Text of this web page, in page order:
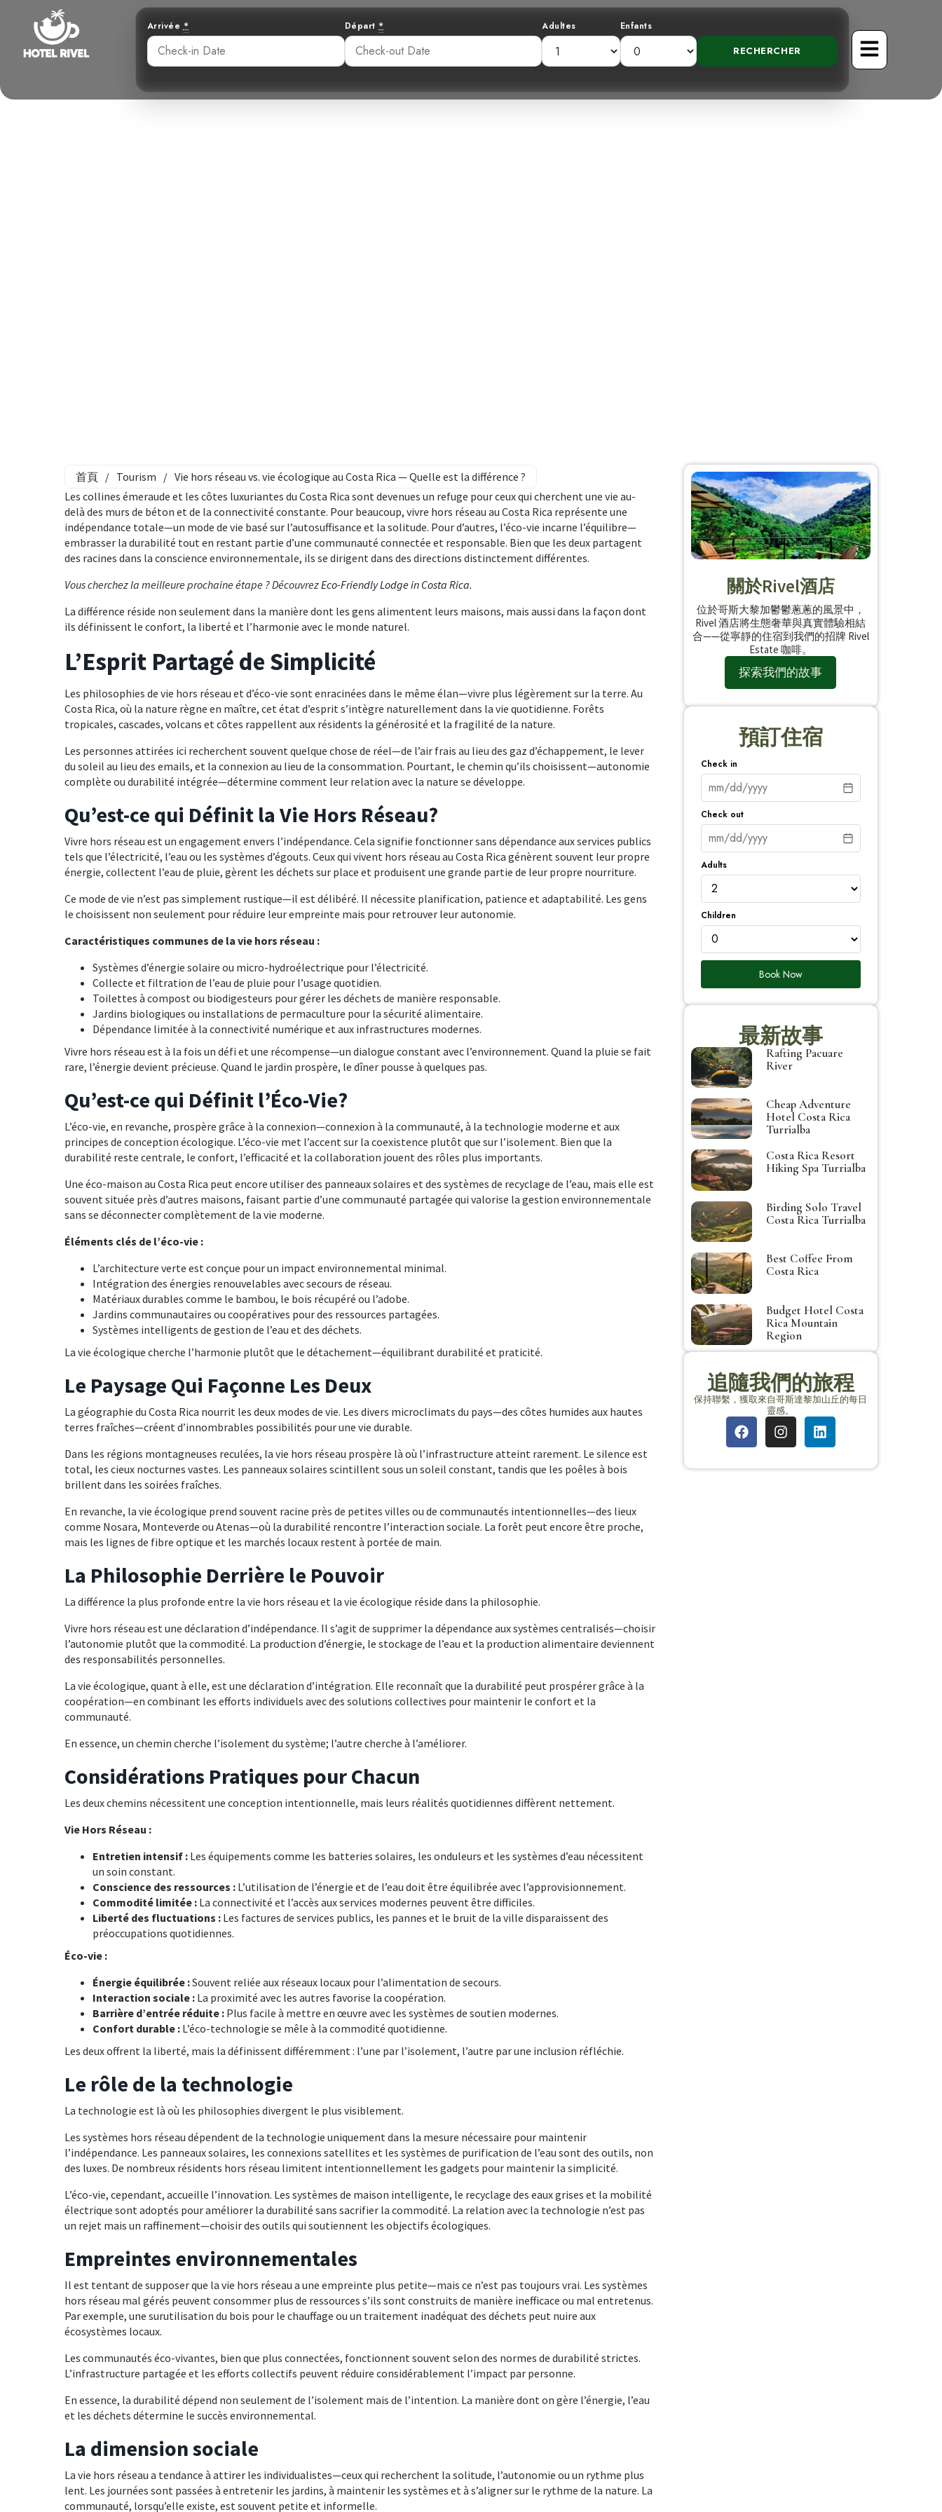
Arrivée * Départ * Adultes Enfants
首頁 / Tourism / Vie hors réseau vs. vie écologique au Costa Rica — Quelle est la différence ?
Les collines émeraude et les côtes luxuriantes du Costa Rica sont devenues un refuge pour ceux qui cherchent une vie au-
delà des murs de béton et de la connectivité constante. Pour beaucoup, vivre hors réseau au Costa Rica représente une
indépendance totale—un mode de vie basé sur l’autosuffisance et la solitude. Pour d’autres, l’éco-vie incarne l’équilibre—
embrasser la durabilité tout en restant partie d’une communauté connectée et responsable. Bien que les deux partagent
des racines dans la conscience environnementale, ils se dirigent dans des directions distinctement différentes.
Vous cherchez la meilleure prochaine étape ? DécouvrezEco-Friendly Lodge in Costa Rica.
La différence réside non seulement dans la manière dont les gens alimentent leurs maisons, mais aussi dans la façon dont
ils définissent le confort, la liberté et l’harmonie avec le monde naturel.
L’Esprit Partagé de Simplicité
Les philosophies de vie hors réseau et d’éco-vie sont enracinées dans le même élan—vivre plus légèrement sur la terre. Au
Costa Rica, où la nature règne en maître, cet état d’esprit s’intègre naturellement dans la vie quotidienne. Forêts
tropicales, cascades, volcans et côtes rappellent aux résidents la générosité et la fragilité de la nature.
Les personnes attirées ici recherchent souvent quelque chose de réel—de l’air frais au lieu des gaz d’échappement, le lever
du soleil au lieu des emails, et la connexion au lieu de la consommation. Pourtant, le chemin qu’ils choisissent—autonomie
complète ou durabilité intégrée—détermine comment leur relation avec la nature se développe.
Qu’est-ce qui Définit la Vie Hors Réseau?
Vivre hors réseau est un engagement envers l’indépendance. Cela signifie fonctionner sans dépendance aux services publics
tels que l’électricité, l’eau ou les systèmes d’égouts. Ceux qui vivent hors réseau au Costa Rica génèrent souvent leur propre
énergie, collectent l’eau de pluie, gèrent les déchets sur place et produisent une grande partie de leur propre nourriture.
Ce mode de vie n’est pas simplement rustique—il est délibéré. Il nécessite planification, patience et adaptabilité. Les gens
le choisissent non seulement pour réduire leur empreinte mais pour retrouver leur autonomie.
Caractéristiques communes de la vie hors réseau :
Systèmes d’énergie solaire ou micro-hydroélectrique pour l’électricité.
Collecte et filtration de l’eau de pluie pour l’usage quotidien.
Toilettes à compost ou biodigesteurs pour gérer les déchets de manière responsable.
Jardins biologiques ou installations de permaculture pour la sécurité alimentaire.
Dépendance limitée à la connectivité numérique et aux infrastructures modernes.
Vivre hors réseau est à la fois un défi et une récompense—un dialogue constant avec l’environnement. Quand la pluie se fait
rare, l’énergie devient précieuse. Quand le jardin prospère, le dîner pousse à quelques pas.
Qu’est-ce qui Définit l’Éco-Vie?
L’éco-vie, en revanche, prospère grâce à la connexion—connexion à la communauté, à la technologie moderne et aux
principes de conception écologique. L’éco-vie met l’accent sur la coexistence plutôt que sur l’isolement. Bien que la
durabilité reste centrale, le confort, l’efficacité et la collaboration jouent des rôles plus importants.
Une éco-maison au Costa Rica peut encore utiliser des panneaux solaires et des systèmes de recyclage de l’eau, mais elle est
souvent située près d’autres maisons, faisant partie d’une communauté partagée qui valorise la gestion environnementale
sans se déconnecter complètement de la vie moderne.
Éléments clés de l’éco-vie :
L’architecture verte est conçue pour un impact environnemental minimal.
Intégration des énergies renouvelables avec secours de réseau.
Matériaux durables comme le bambou, le bois récupéré ou l’adobe.
Jardins communautaires ou coopératives pour des ressources partagées.
Systèmes intelligents de gestion de l’eau et des déchets.
La vie écologique cherche l’harmonie plutôt que le détachement—équilibrant durabilité et praticité.
Le Paysage Qui Façonne Les Deux
La géographie du Costa Rica nourrit les deux modes de vie. Les divers microclimats du pays—des côtes humides aux hautes
terres fraîches—créent d’innombrables possibilités pour une vie durable.
Dans les régions montagneuses reculées, la vie hors réseau prospère là où l’infrastructure atteint rarement. Le silence est
total, les cieux nocturnes vastes. Les panneaux solaires scintillent sous un soleil constant, tandis que les poêles à bois
brillent dans les soirées fraîches.
En revanche, la vie écologique prend souvent racine près de petites villes ou de communautés intentionnelles—des lieux
comme Nosara, Monteverde ou Atenas—où la durabilité rencontre l’interaction sociale. La forêt peut encore être proche,
mais les lignes de fibre optique et les marchés locaux restent à portée de main.
La Philosophie Derrière le Pouvoir
La différence la plus profonde entre la vie hors réseau et la vie écologique réside dans la philosophie.
Vivre hors réseau est une déclaration d’indépendance. Il s’agit de supprimer la dépendance aux systèmes centralisés—choisir
l’autonomie plutôt que la commodité. La production d’énergie, le stockage de l’eau et la production alimentaire deviennent
des responsabilités personnelles.
La vie écologique, quant à elle, est une déclaration d’intégration. Elle reconnaît que la durabilité peut prospérer grâce à la
coopération—en combinant les efforts individuels avec des solutions collectives pour maintenir le confort et la
communauté.
En essence, un chemin cherche l’isolement du système; l’autre cherche à l’améliorer.
Considérations Pratiques pour Chacun
Les deux chemins nécessitent une conception intentionnelle, mais leurs réalités quotidiennes diffèrent nettement.
Vie Hors Réseau :
Entretien intensif : Les équipements comme les batteries solaires, les onduleurs et les systèmes d’eau nécessitent
un soin constant.
Conscience des ressources : L’utilisation de l’énergie et de l’eau doit être équilibrée avec l’approvisionnement.
Commodité limitée : La connectivité et l’accès aux services modernes peuvent être difficiles.
Liberté des fluctuations : Les factures de services publics, les pannes et le bruit de la ville disparaissent des
préoccupations quotidiennes.
Éco-vie :
Énergie équilibrée :Souvent reliée aux réseaux locaux pour l’alimentation de secours.
Interaction sociale : La proximité avec les autres favorise la coopération.
Barrière d’entrée réduite : Plus facile à mettre en œuvre avec les systèmes de soutien modernes.
Confort durable : L’éco-technologie se mêle à la commodité quotidienne.
Les deux offrent la liberté, mais la définissent différemment : l’une par l’isolement, l’autre par une inclusion réfléchie.
Le rôle de la technologie
La technologie est là où les philosophies divergent le plus visiblement.
Les systèmes hors réseau dépendent de la technologie uniquement dans la mesure nécessaire pour maintenir
l’indépendance. Les panneaux solaires, les connexions satellites et les systèmes de purification de l’eau sont des outils, non
des luxes. De nombreux résidents hors réseau limitent intentionnellement les gadgets pour maintenir la simplicité.
L’éco-vie, cependant, accueille l’innovation. Les systèmes de maison intelligente, le recyclage des eaux grises et la mobilité
électrique sont adoptés pour améliorer la durabilité sans sacrifier la commodité. La relation avec la technologie n’est pas
un rejet mais un raffinement—choisir des outils qui soutiennent les objectifs écologiques.
Empreintes environnementales
Il est tentant de supposer que la vie hors réseau a une empreinte plus petite—mais ce n’est pas toujours vrai. Les systèmes
hors réseau mal gérés peuvent consommer plus de ressources s’ils sont construits de manière inefficace ou mal entretenus.
Par exemple, une surutilisation du bois pour le chauffage ou un traitement inadéquat des déchets peut nuire aux
écosystèmes locaux.
Les communautés éco-vivantes, bien que plus connectées, fonctionnent souvent selon des normes de durabilité strictes.
L’infrastructure partagée et les efforts collectifs peuvent réduire considérablement l’impact par personne.
En essence, la durabilité dépend non seulement de l’isolement mais de l’intention. La manière dont on gère l’énergie, l’eau
et les déchets détermine le succès environnemental.
La dimension sociale
La vie hors réseau a tendance à attirer les individualistes—ceux qui recherchent la solitude, l’autonomie ou un rythme plus
lent. Les journées sont passées à entretenir les jardins, à maintenir les systèmes et à s’aligner sur le rythme de la nature. La
communauté, lorsqu’elle existe, est souvent petite et informelle.
關於Rivel酒店
位於哥斯大黎加鬱鬱蔥蔥的風景中，
Rivel 酒店將生態奢華與真實體驗相結
合——從寧靜的住宿到我們的招牌 Rivel
Estate 咖啡。
探索我們的故事
預訂住宿
Check in
Check out
Adults
Children
Book Now
最新故事
Rafting Pacuare
River
Cheap Adventure
Hotel Costa Rica
Turrialba
Costa Rica Resort
Hiking Spa Turrialba
Birding Solo Travel
Costa Rica Turrialba
Best Coffee From
Costa Rica
Budget Hotel Costa
Rica Mountain
Region
追隨我們的旅程
保持聯繫，獲取來自哥斯達黎加山丘的每日
靈感。